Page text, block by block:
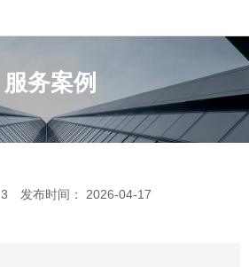
服务案例
3 发布时间： 2026-04-17